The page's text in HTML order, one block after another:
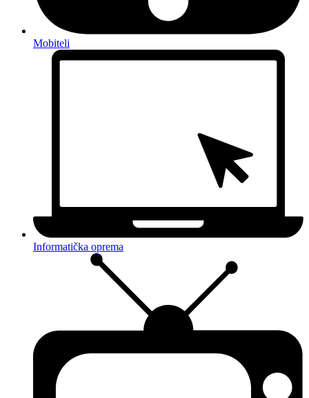
Mobiteli
Informatička oprema